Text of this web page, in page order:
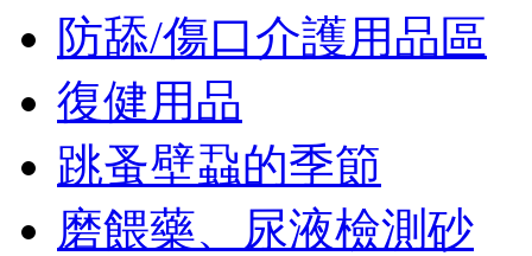
防舔/傷口介護用品區
復健用品
跳蚤壁蝨的季節
磨餵藥、尿液檢測砂